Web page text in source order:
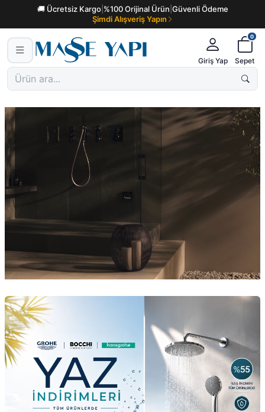
🚚 Ücretsiz Kargo| %100 Orijinal Ürün Güvenli Ödeme
Şimdi Alışveriş Yapın
Giriş Yap
0
Sepet